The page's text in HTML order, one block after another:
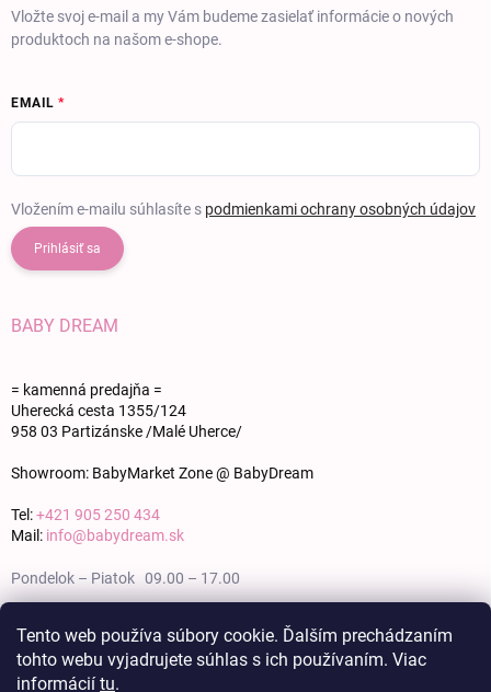
Tento web používa súbory cookie. Ďalším prechádzaním
tohto webu vyjadrujete súhlas s ich používaním. Viac
informácií tu.
Vložte svoj e-mail a my Vám budeme zasielať informácie o nových
produktoch na našom e-shope.
EMAIL
Vložením e-mailu súhlasíte s podmienkami ochrany osobných údajov
Prihlásiť sa
BABY DREAM
= kamenná predajňa =
Uherecká cesta 1355/124
958 03 Partizánske /Malé Uherce/
Showroom: BabyMarket Zone @ BabyDream
Tel:+421 905 250 434
Mail: info@babydream.sk
Pondelok – Piatok 09.00 – 17.00
Nedeľa zatvorené